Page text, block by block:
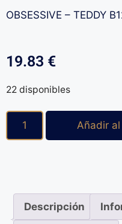
OBSESSIVE – TEDDY
19.83 €
22 disponibles
Añadir
Descripción